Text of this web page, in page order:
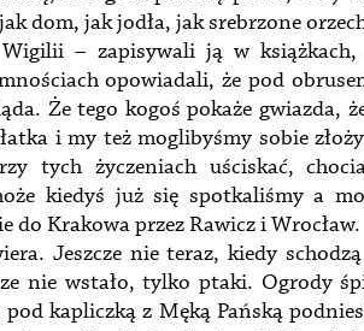
dom, jak jodła, jak srebrzone
– zapisywali ją w
opowiadali, że pod
Że tego kogoś pokaże gwiazda,
i my też moglibyśmy sobie
tych życzeniach uściskać,
kiedyś już się spotkaliśmy a
do Krakowa przez Rawicz i Wrocław.
Jeszcze nie teraz, kiedy
nie wstało, tylko ptaki. Ogrody
pod kapliczką z Męką Pańską